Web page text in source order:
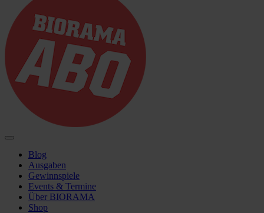
Blog
Ausgaben
Gewinnspiele
Events & Termine
Über BIORAMA
Shop